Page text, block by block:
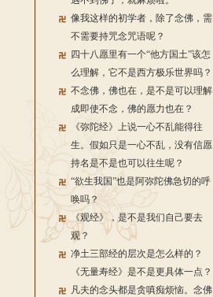
像我这样的初学者，除了念佛，需
不需要持咒念咒语呢？
四十八愿里有一个“他方国土”该怎
么理解，它不是西方极乐世界吗？
不念佛，佛也在，是不是可以理解
成即使不念，佛的愿力也在？
《弥陀经》上说一心不乱能得往
生。假如只是一心不乱，没有信愿
持名是不是也可以往生呢？
“欲生我国”也是阿弥陀佛急切的呼
唤吗？
《观经》，是不是我们自己要去
观？
净土三部经的层次是怎么样的？
《无量寿经》是不是更具体一点？
凡夫的念头都是贪嗔痴烦恼。念佛